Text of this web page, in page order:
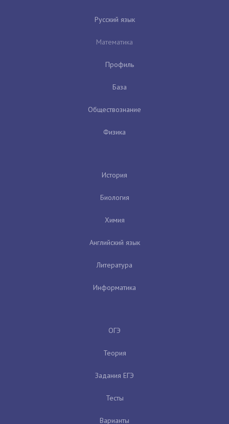
Русский язык
Математика
Профиль
База
Обществознание
Физика
История
Биология
Химия
Английский язык
Литература
Информатика
ОГЭ
Теория
Задания ЕГЭ
Тесты
Варианты